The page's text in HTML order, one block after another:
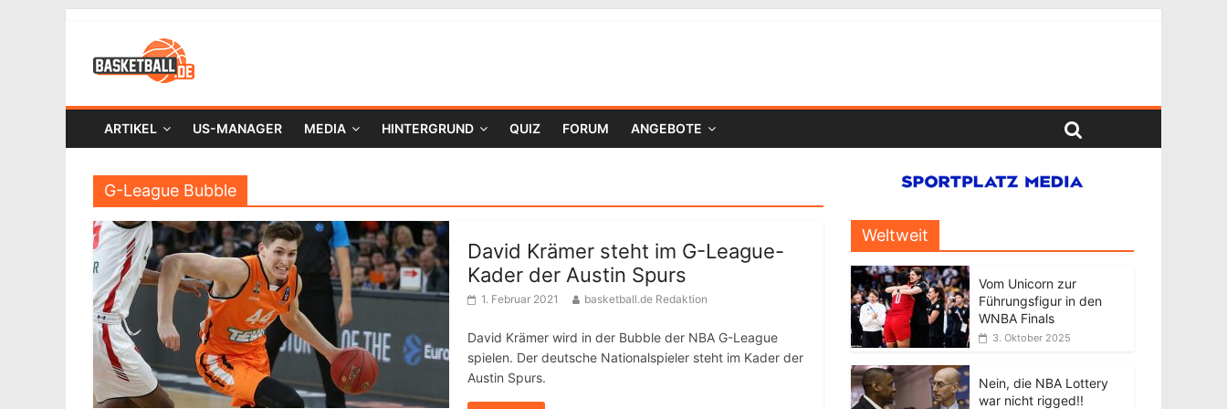
ARTIKEL US-MANAGER MEDIA HINTERGRUND QUIZ FORUM ANGEBOTE
G-League Bubble
David Krämer steht im G-League-
Kader der Austin Spurs
1. Februar 2021 basketball.de Redaktion
David Krämer wird in der Bubble der NBA G-League
spielen. Der deutsche Nationalspieler steht im Kader der
Austin Spurs.
Weltweit
Vom Unicorn zur
Führungsfigur in den
WNBA Finals
3. Oktober 2025
Nein, die NBA Lottery
war nicht rigged!!